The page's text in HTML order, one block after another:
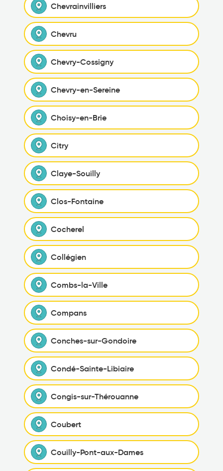
Chevrainvilliers
Chevru
Chevry-Cossigny
Chevry-en-Sereine
Choisy-en-Brie
Citry
Claye-Souilly
Clos-Fontaine
Cocherel
Collégien
Combs-la-Ville
Compans
Conches-sur-Gondoire
Condé-Sainte-Libiaire
Congis-sur-Thérouanne
Coubert
Couilly-Pont-aux-Dames